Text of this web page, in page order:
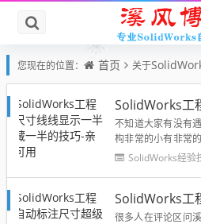
您现在的位置： 首页 关于
不知道大家有没有
构非常的小有非常
如果尺寸两端的箭
下是怎么操作的。
技巧：1、首先...
SolidWorks经验
很多人在评论区问